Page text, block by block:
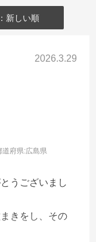
新しい順
2026.3.29
道府県:広島県
うございまし
きをし、その